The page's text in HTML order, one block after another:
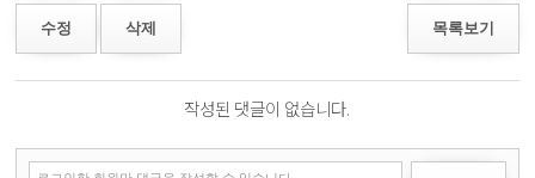
수정 삭제 목록보기
작성된 댓글이 없습니다.